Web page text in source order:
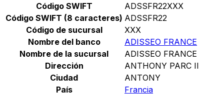
Código SWIFT
ADSSFR22XXX
Código SWIFT (8 caracteres) ADSSFR22
Código de sucursal
XXX
Nombre del banco
ADISSEO FRANCE
Nombre de la sucursal
ADISSEO FRANCE
Dirección
ANTHONY PARC II
Ciudad
ANTONY
País
Francia